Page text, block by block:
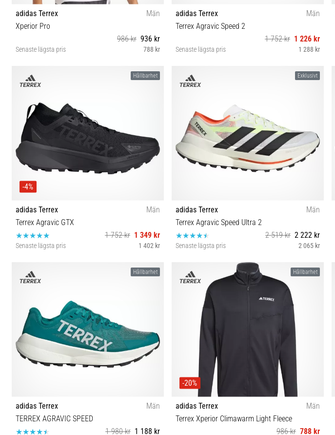
adidas Terrex
Män
Xperior Pro
986 kr 936 kr
Senaste lägsta pris 788 kr
adidas Terrex
Män
Terrex Agravic Speed 2
1 752 kr 1 226 kr
Senaste lägsta pris 1 288 kr
Hållbarhet
-4%
adidas Terrex
Män
Terrex Agravic GTX
1 752 kr 1 349 kr
Senaste lägsta pris 1 402 kr
41⅓ 42 42⅔ 43⅓ 44 44⅔ 45⅓ 46⅔
Exklusivt
adidas Terrex
Män
Terrex Agravic Speed Ultra 2
2 519 kr 2 222 kr
Senaste lägsta pris 2 065 kr
42 43⅓ 44 44⅔ 45⅓ 46⅔ 48
Hållbarhet
adidas Terrex
Män
TERREX AGRAVIC SPEED
1 980 kr 1 188 kr
Hållbarhet
-20%
adidas Terrex
Män
Terrex Xperior Climawarm Light Fleece
986 kr 788 kr